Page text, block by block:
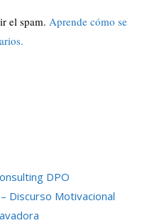
el spam. Aprende cómo se
DPO
Discurso Motivacional